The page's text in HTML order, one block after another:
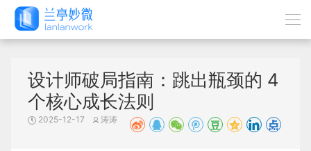
设计师破局指南：跳出瓶颈的 4
个核心成长法则
2025-12-17 涛涛